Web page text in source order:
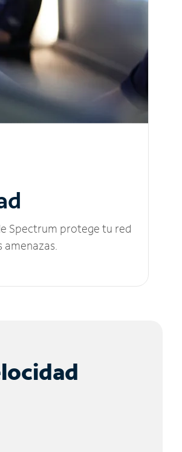
Spectrum protege tu red
amenazas.